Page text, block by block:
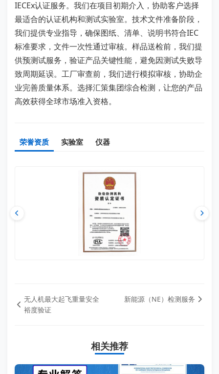
IECEx认证服务。我们在项目初期介入，协助客户选择
最适合的认证机构和测试实验室。技术文件准备阶段，
我们提供专业指导，确保图纸、清单、说明书符合IEC
标准要求，文件一次性通过审核。样品送检前，我们提
供预测试服务，验证产品关键性能，避免因测试失败导
致周期延误。工厂审查前，我们进行模拟审核，协助企
业完善质量体系。选择汇策集团综合检测，让您的产品
高效获得全球市场准入资格。
荣誉资质 实验室 仪器
无人机最大起飞重量安全
裕度验证
新能源（NE）检测服务
相关推荐